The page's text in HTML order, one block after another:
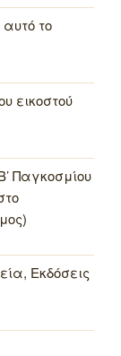
το
εικοστού
Παγκοσμίου
Εκδόσεις